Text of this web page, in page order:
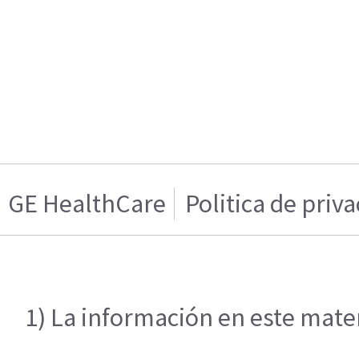
GE HealthCare Politica de
1) La información en este